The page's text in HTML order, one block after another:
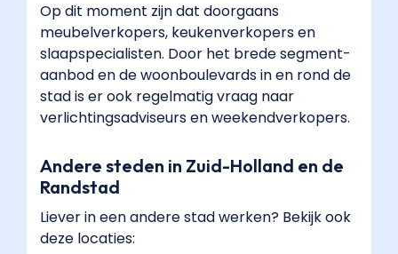
Op dit moment zijn dat doorgaans
meubelverkopers, keukenverkopers en
slaapspecialisten. Door het brede segment-
aanbod en de woonboulevards in en rond de
stad is er ook regelmatig vraag naar
verlichtingsadviseurs en weekendverkopers.
Andere steden in Zuid-Holland en de
Randstad
Liever in een andere stad werken? Bekijk ook
deze locaties: